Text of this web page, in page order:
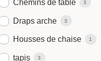
Chemins de table 3
Draps arche 3
Housses de chaise 1
tapis 3